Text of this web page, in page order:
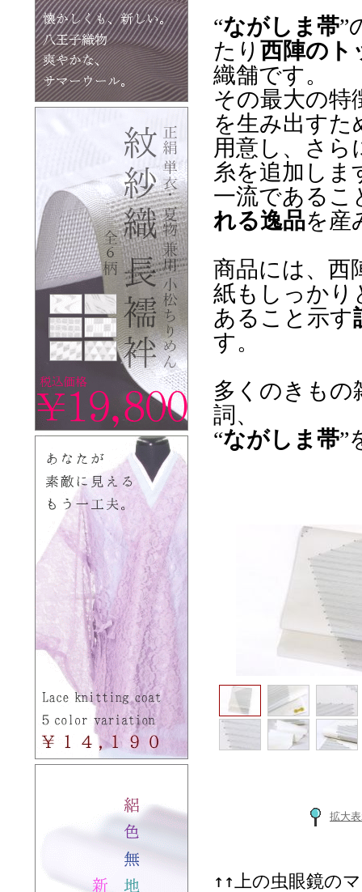
“ながしま帯”
たり 西陣のト
織舗です。
その最大の特
を生み出すた
用意し、さら
糸を追加しま
一流であるこ
れる逸品を産
商品には、西
紙もしっかり
あること示す
す。
多くのきもの
詞、
“ながしま帯”
拡大
↑↑上の虫眼鏡の